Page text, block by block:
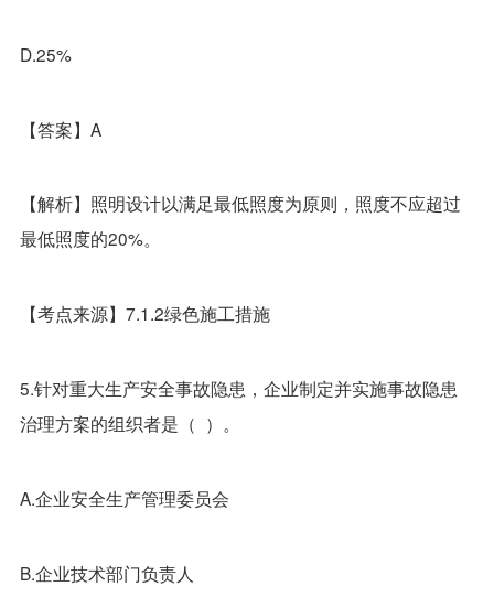
D.25%
【答案】A
【解析】照明设计以满足最低照度为原则，照度不应超过
最低照度的20%。
【考点来源】7.1.2绿色施工措施
5.针对重大生产安全事故隐患，企业制定并实施事故隐患
治理方案的组织者是（ ）。
A.企业安全生产管理委员会
B.企业技术部门负责人